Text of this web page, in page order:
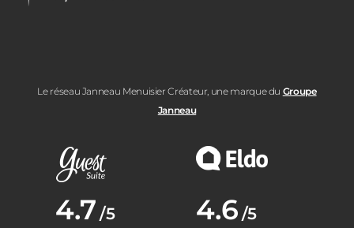
Le réseau Janneau Menuisier Créateur, une marque du Groupe
Janneau
Note moyenne :
4.7 /5
Note moyenne :
4.6 /5